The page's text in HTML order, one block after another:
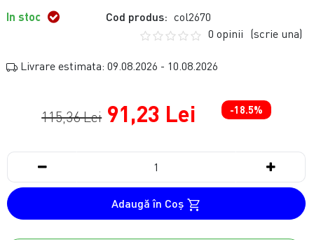
In stoc Cod produs: col2670
0 opinii (scrie una)
Livrare estimata: 09.08.2026 - 10.08.2026
115,36 Lei 91,23 Lei -18.5%
Adaugă în Coş